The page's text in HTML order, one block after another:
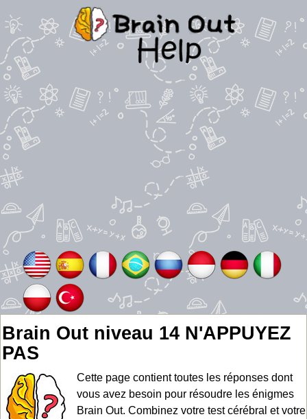
Brain Out niveau 14 N'APPUYEZ
PAS
Cette page contient toutes les réponses dont
vous avez besoin pour résoudre les énigmes
Brain Out. Combinez votre test cérébral et votre